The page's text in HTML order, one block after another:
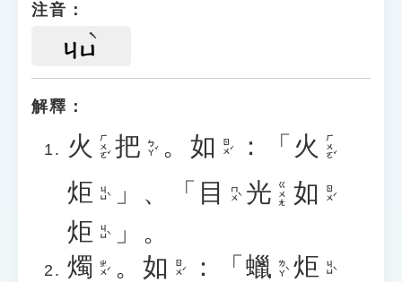
注音：
ㄐㄩ
解釋：
火 ㄏㄨㄛˇ 把 ㄅㄚˇ 。 如 ㄖㄨˊ ：「 火 ㄏㄨㄛˇ
炬 ㄐㄩˋ 」、「 目 ㄇㄨˋ 光 ㄍㄨㄤ 如 ㄖㄨˊ
炬 ㄐㄩˋ
」。
燭 ㄓㄨˊ 。 如 ㄖㄨˊ ：「 蠟 ㄌㄚˋ 炬 ㄐㄩˋ